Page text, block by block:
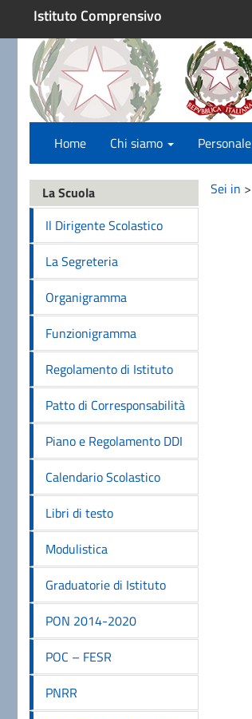
Istituto Comprensivo
Home Chi siamo Personale
La Scuola
Il Dirigente Scolastico
La Segreteria
Organigramma
Funzionigramma
Regolamento di Istituto
Patto di Corresponsabilità
Piano e Regolamento DDI
Calendario Scolastico
Libri di testo
Modulistica
Graduatorie di Istituto
PON 2014-2020
POC – FESR
PNRR
Sei in >